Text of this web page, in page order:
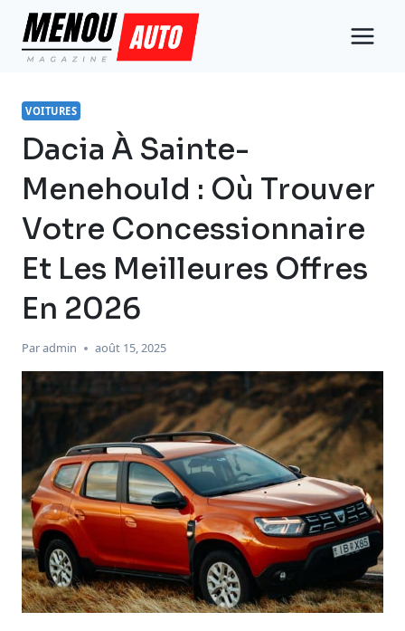
Aller
contenu
VOITURES
Dacia À Sainte-
Menehould : Où Trouver
Votre Concessionnaire
Et Les Meilleures Offres
En 2026
Paradmin août 15, 2025